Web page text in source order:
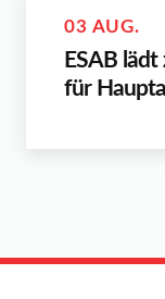
03 AUG.
ESAB
für